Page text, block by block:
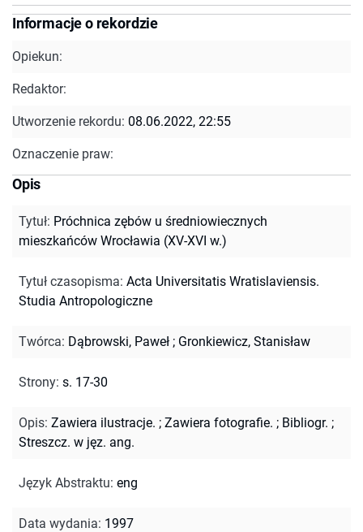
Informacje o rekordzie
Opiekun:
Redaktor:
Utworzenie rekordu: 08.06.2022, 22:55
Oznaczenie praw:
Opis
Tytuł: Próchnica zębów u średniowiecznych
mieszkańców Wrocławia (XV-XVI w.)
Tytuł czasopisma: Acta Universitatis Wratislaviensis.
Studia Antropologiczne
Twórca: Dąbrowski, Paweł ; Gronkiewicz, Stanisław
Strony: s. 17-30
Opis: Zawiera ilustracje. ; Zawiera fotografie. ; Bibliogr. ;
Streszcz. w jęz. ang.
Język Abstraktu: eng
Data wydania: 1997